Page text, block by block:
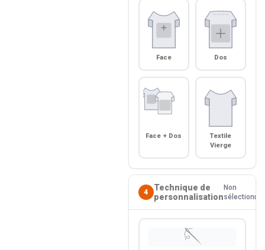
Face Dos
Face + Dos
Textile
Vierge
4
Technique de
personnalisation
Non
sélectionné
🪡